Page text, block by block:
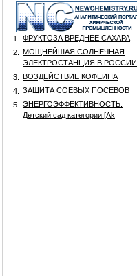
1.
ФРУКТОЗА ВРЕДНЕЕ САХАРА
2.
МОЩНЕЙШАЯ СОЛНЕЧНАЯ
ЭЛЕКТРОСТАНЦИЯ В РОССИИ
3.
ВОЗДЕЙСТВИЕ КОФЕИНА
4.
ЗАЩИТА СОЕВЫХ ПОСЕВОВ
5.
ЭНЕРГОЭФФЕКТИВНОСТЬ:
Детский сад категории [Аk